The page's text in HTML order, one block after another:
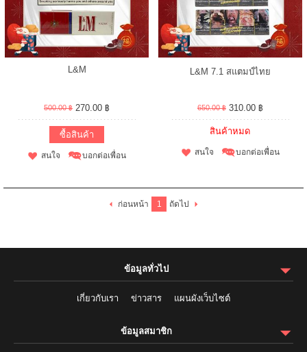
L&M
500.00 ฿ 270.00 ฿
ซื้อสินค้า
สนใจ บอกต่อเพื่อน
L&M 7.1 สแตมป์ไทย
650.00 ฿ 310.00 ฿
สินค้าหมด
สนใจ บอกต่อเพื่อน
ก่อนหน้า 1 ถัดไป
ข้อมูลทั่วไป
เกี่ยวกับเรา ข่าวสาร แผนผังเว็บไซต์
ข้อมูลสมาชิก